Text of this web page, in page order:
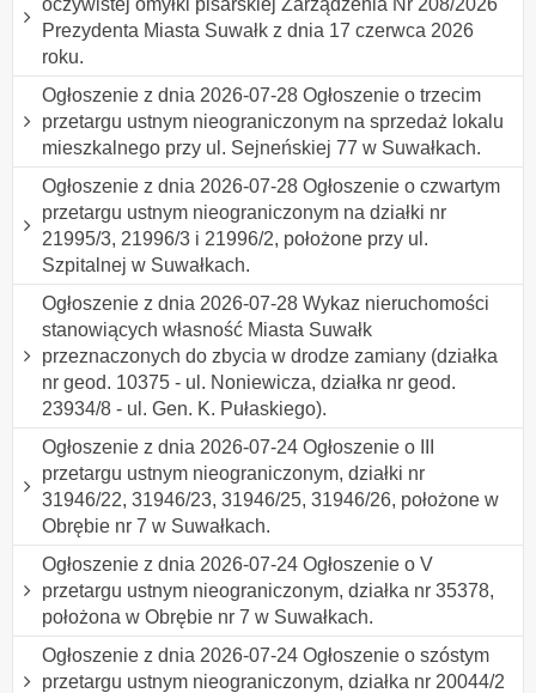
Prezydenta Miasta Suwałk z dnia 17 czerwca 2026
roku.
Ogłoszenie z dnia 2026-07-28 Ogłoszenie o trzecim
przetargu ustnym nieograniczonym na sprzedaż lokalu
mieszkalnego przy ul. Sejneńskiej 77 w Suwałkach.
Ogłoszenie z dnia 2026-07-28 Ogłoszenie o czwartym
przetargu ustnym nieograniczonym na działki nr
21995/3, 21996/3 i 21996/2, położone przy ul.
Szpitalnej w Suwałkach.
Ogłoszenie z dnia 2026-07-28 Wykaz nieruchomości
stanowiących własność Miasta Suwałk
przeznaczonych do zbycia w drodze zamiany (działka
nr geod. 10375 - ul. Noniewicza, działka nr geod.
23934/8 - ul. Gen. K. Pułaskiego).
Ogłoszenie z dnia 2026-07-24 Ogłoszenie o III
przetargu ustnym nieograniczonym, działki nr
31946/22, 31946/23, 31946/25, 31946/26, położone w
Obrębie nr 7 w Suwałkach.
Ogłoszenie z dnia 2026-07-24 Ogłoszenie o V
przetargu ustnym nieograniczonym, działka nr 35378,
położona w Obrębie nr 7 w Suwałkach.
Ogłoszenie z dnia 2026-07-24 Ogłoszenie o szóstym
przetargu ustnym nieograniczonym, działka nr 20044/2